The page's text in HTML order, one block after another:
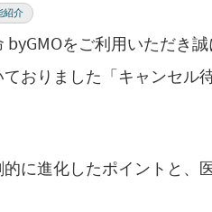
紹介
byGMOをご利用いただき
おりました「キャンセル
に進化したポイントと、